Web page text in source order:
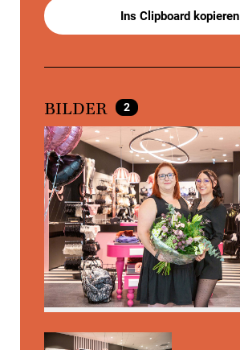
Ins Clipboard kopieren
BILDER 2